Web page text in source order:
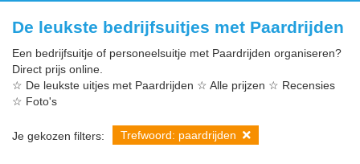
De leukste bedrijfsuitjes met Paardrijden
Een bedrijfsuitje of personeelsuitje met Paardrijden organiseren?
Direct prijs online.
☆ De leukste uitjes met Paardrijden ☆ Alle prijzen ☆ Recensies
☆ Foto's
Je gekozen filters: Trefwoord: paardrijden